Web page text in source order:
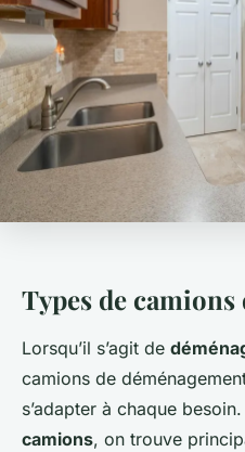
Types de
Lorsqu’il s’agit de
camions de
s’adapter à chaque
camions, on trouve